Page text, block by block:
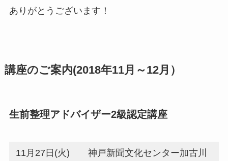
ありがとうございます！
講座のご案内(2018年11月～12月）
生前整理アドバイザー2級認定講座
11月27日(火)
神戸新聞文化センター加古川